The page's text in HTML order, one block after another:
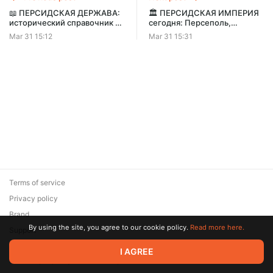
📖 ПЕРСИДСКАЯ ДЕРЖАВА:
исторический справочник —
территория, города,
правители, управление и
Mar 31 15:12
🏛️ ПЕРСИДСКАЯ ИМПЕРИЯ
сегодня: Персеполь,
Пасаргады, музеи и
артефакты | Путешествие в
Mar 31 15:31
© 2026 Zaya Solutions Limited. All rights reserved. All trademarks
are the property of their respective owners.
Terms of service
Privacy policy
Brand
SupportBy using the site, you agree to our cookie policy. Read more here.
I AGREE